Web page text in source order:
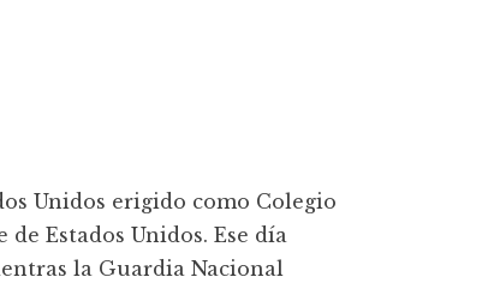
Unidos erigido como Colegio
Estados Unidos. Ese día
la Guardia Nacional